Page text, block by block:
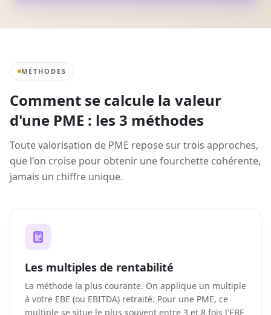
MÉTHODES
Comment se calcule la valeur
d'une PME : les 3 méthodes
Toute valorisation de PME repose sur trois approches,
que l'on croise pour obtenir une fourchette cohérente,
jamais un chiffre unique.
Les multiples de rentabilité
La méthode la plus courante. On applique un multiple
à votre EBE (ou EBITDA) retraité. Pour une PME, ce
multiple se situe le plus souvent entre 3 et 8 fois l'EBE